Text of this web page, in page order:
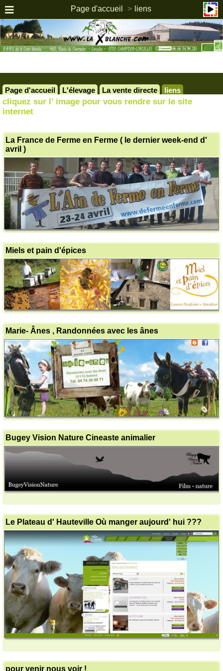
Page d'accueil liens
Page d'accueil L'élevage La vente directe liens
cliquez sur l' image pour vous rendre sur le site
internet
La France de Ferme en Ferme ( le dernier week-end d'
avril )
Miels et pain d'épices
Marie- Ânes , Randonnées avec les ânes
Bugey Vision Nature Cineaste animalier
Le Plateau d' Hauteville Où manger aujourd' hui ???
pour venir nous voir !